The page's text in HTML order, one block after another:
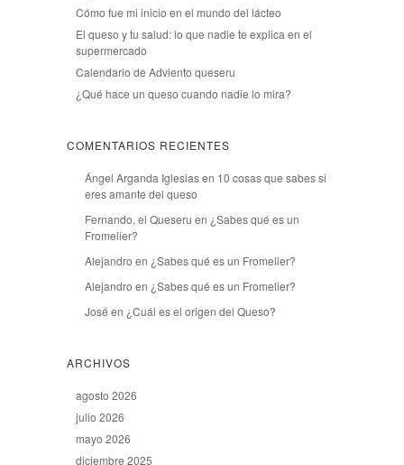
Cómo fue mi inicio en el mundo del lácteo
El queso y tu salud: lo que nadie te explica en el
supermercado
Calendario de Adviento queseru
¿Qué hace un queso cuando nadie lo mira?
COMENTARIOS RECIENTES
Ángel Arganda Iglesiasen 10 cosas que sabes si
eres amante del queso
Fernando, el Queseru en ¿Sabes qué es un
Fromelier?
Alejandro en ¿Sabes qué es un Fromelier?
Alejandro en ¿Sabes qué es un Fromelier?
José en ¿Cuál es el origen del Queso?
ARCHIVOS
agosto 2026
julio 2026
mayo 2026
diciembre 2025